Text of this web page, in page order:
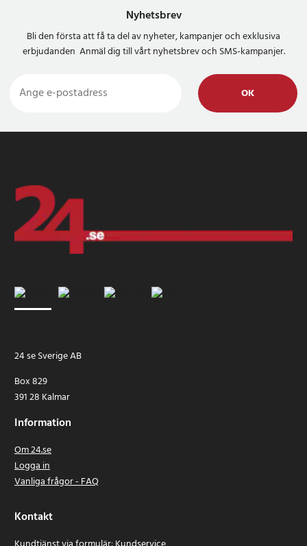
Nyhetsbrev
Bli den första att få ta del av nyheter, kampanjer och exklusiva
erbjudanden Anmäl dig till vårt nyhetsbrev och SMS-kampanjer.
OK
24 se Sverige AB
Box 829
391 28 Kalmar
Information
Om 24.se
Logga in
Vanliga frågor - FAQ
Kontakt